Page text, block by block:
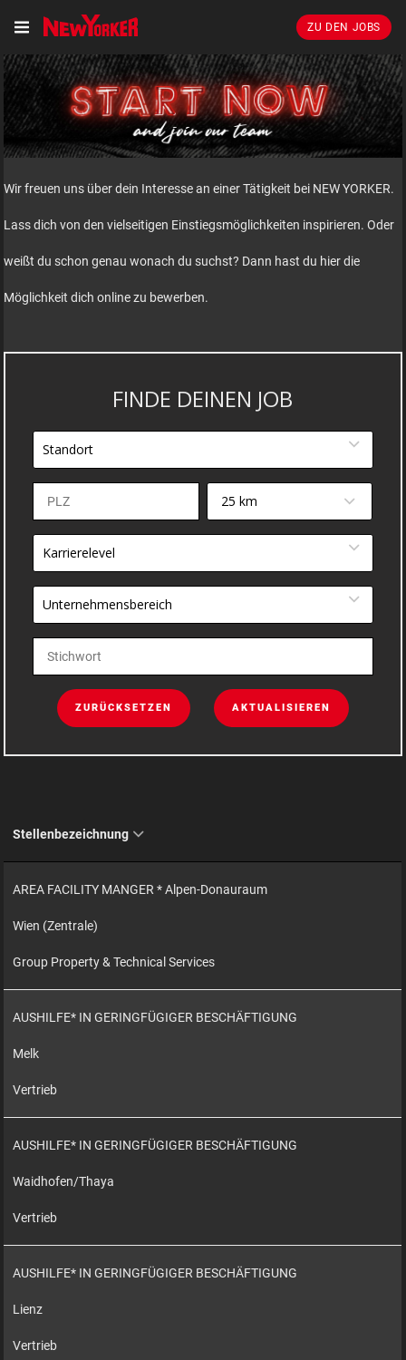
ZU DEN JOBS
Wir freuen uns über dein Interesse an einer Tätigkeit bei NEW YORKER.
Lass dich von den vielseitigen Einstiegsmöglichkeiten inspirieren. Oder
weißt du schon genau wonach du suchst? Dann hast du hier die
Möglichkeit dich online zu bewerben.
FINDE DEINEN JOB
Standort
25 km
Karrierelevel
Unternehmensbereich
ZURÜCKSETZEN AKTUALISIEREN
Stellenbezeichnung
AREA FACILITY MANGER * Alpen-Donauraum
Wien (Zentrale)
Group Property & Technical Services
AUSHILFE* IN GERINGFÜGIGER BESCHÄFTIGUNG
Melk
Vertrieb
AUSHILFE* IN GERINGFÜGIGER BESCHÄFTIGUNG
Waidhofen/Thaya
Vertrieb
AUSHILFE* IN GERINGFÜGIGER BESCHÄFTIGUNG
Lienz
Vertrieb